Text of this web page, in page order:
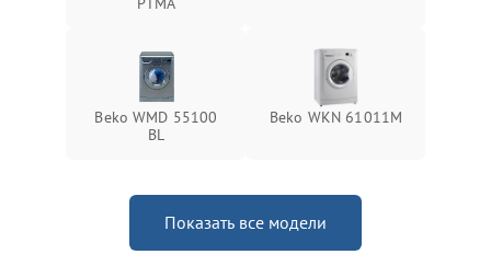
Beko WMD 55100
BL
Beko WKN 61011M
Показать все модели